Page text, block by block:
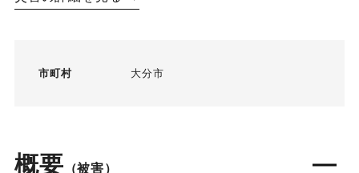
市町村 大分市
概要 （被害）